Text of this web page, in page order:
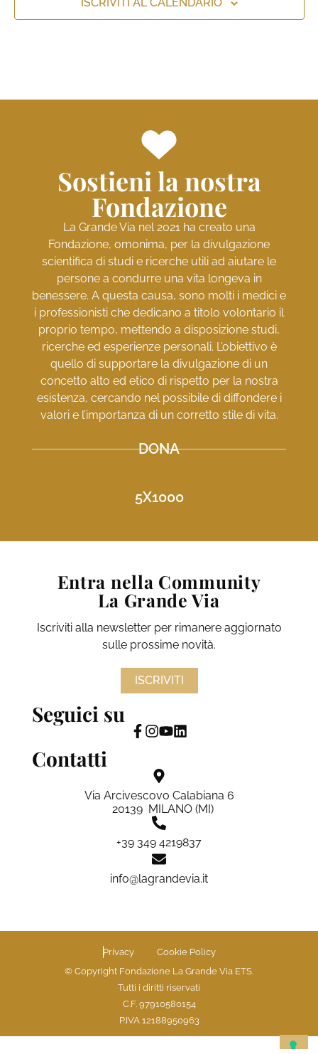
Sostieni la nostra
Fondazione
La Grande Via nel 2021 ha creato una
Fondazione, omonima, per la divulgazione
scientifica di studi e ricerche utili ad aiutare le
persone a condurre una vita longeva in
benessere. A questa causa, sono molti i medici e
i professionisti che dedicano a titolo volontario il
proprio tempo, mettendo a disposizione studi,
ricerche ed esperienze personali. L’obiettivo è
quello di supportare la divulgazione di un
concetto alto ed etico di rispetto per la nostra
esistenza, cercando nel possibile di diffondere i
valori e l’importanza di un corretto stile di vita.
DONA
5X1000
Contatti
Via Arcivescovo Calabiana 6
20139 MILANO (MI)
+39 349 4219837
info@lagrandevia.it
Seguici su
Entra nella Community
La Grande Via
Iscriviti alla newsletter per rimanere aggiornato
sulle prossime novità.
ISCRIVITI
Privacy
Cookie Policy
© Copyright Fondazione La Grande Via ETS.
Tutti i diritti riservati
C.F. 97910580154
P.IVA 12188950963